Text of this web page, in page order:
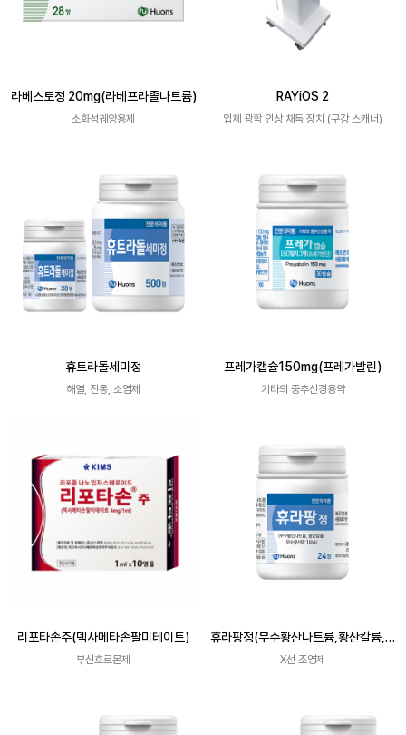
라베스토정 20mg(라베프라졸나트륨)
소화성궤양용제
RAYiOS 2
입체 광학 인상 채득 장치 (구강 스캐너)
휴트라돌세미정
해열, 진통, 소염제
프레가캡슐150mg(프레가발린)
기타의 중추신경용약
리포타손주(덱사메타손팔미테이트)
부신호르몬제
휴라팡정(무수황산나트륨,황산칼륨,무
X선 조영제